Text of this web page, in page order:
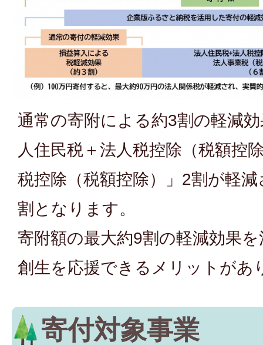
通常の寄附による約3割の軽減
人住民税＋法人税控除（税額控
税控除（税額控除）」2割が軽
割となります。
寄附額の最大約9割の軽減効果
創生を応援できるメリットがあ
寄付対象事業